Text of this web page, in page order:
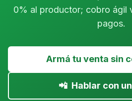
0% al productor; cobro ágil
pagos.
Armá tu venta sin
📲 Hablar con